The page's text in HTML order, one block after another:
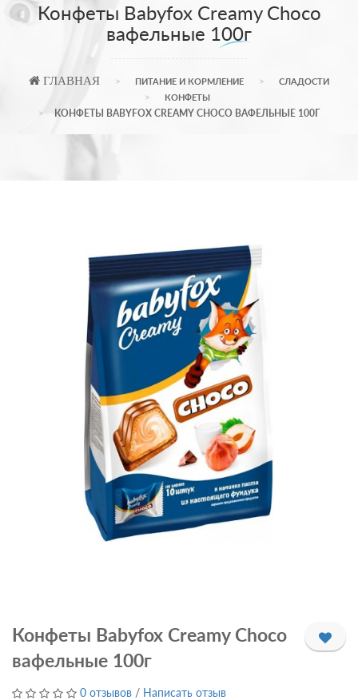
Конфеты Babyfox Creamy Choco
вафельные 100г
ГЛАВНАЯ ПИТАНИЕ И КОРМЛЕНИЕ
СЛАДОСТИ
КОНФЕТЫ
КОНФЕТЫ BABYFOX CREAMY CHOCO ВАФЕЛЬНЫЕ 100Г
Конфеты Babyfox Creamy Choco
вафельные 100г
0 отзывов / Написать отзыв